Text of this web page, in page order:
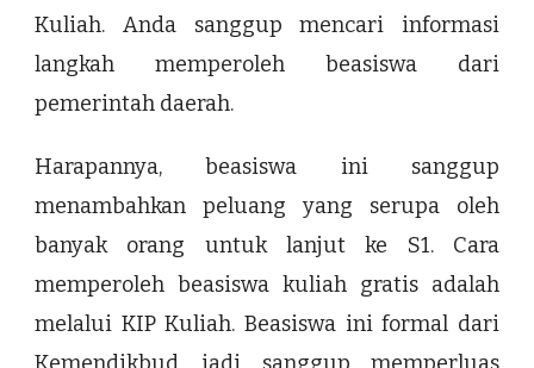
Kuliah. Anda sanggup mencari informasi
langkah memperoleh beasiswa dari
pemerintah daerah.
Harapannya, beasiswa ini sanggup
menambahkan peluang yang serupa oleh
banyak orang untuk lanjut ke S1. Cara
memperoleh beasiswa kuliah gratis adalah
melalui KIP Kuliah. Beasiswa ini formal dari